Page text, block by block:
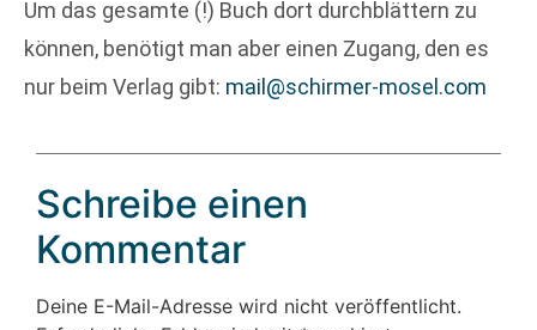
Um das gesamte (!) Buch dort durchblättern zu
können, benötigt man aber einen Zugang, den es
nur beim Verlag gibt: mail@schirmer-mosel.com
Schreibe einen
Kommentar
Deine E-Mail-Adresse wird nicht veröffentlicht.